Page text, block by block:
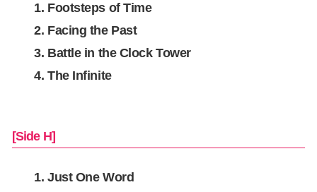
Footsteps of Time
Facing the Past
Battle in the Clock Tower
The Infinite
[Side H]
Just One Word